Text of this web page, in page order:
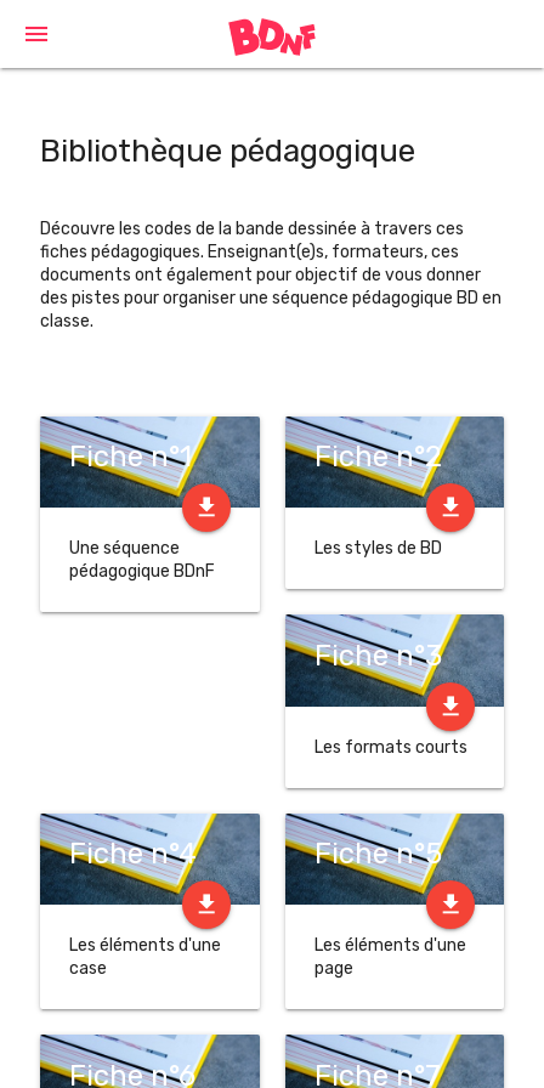
menu
Bibliothèque pédagogique
Découvre les codes de la bande dessinée à travers ces
fiches pédagogiques. Enseignant(e)s, formateurs, ces
documents ont également pour objectif de vous donner
des pistes pour organiser une séquence pédagogique BD en
classe.
Fiche n°1
file_download
Une séquence
pédagogique BDnF
Fiche n°2
file_download
Les styles de BD
Fiche n°3
file_download
Les formats courts
Fiche n°4
file_download
Les éléments d'une
case
Fiche n°5
file_download
Les éléments d'une
page
Fiche n°6 Fiche n°7